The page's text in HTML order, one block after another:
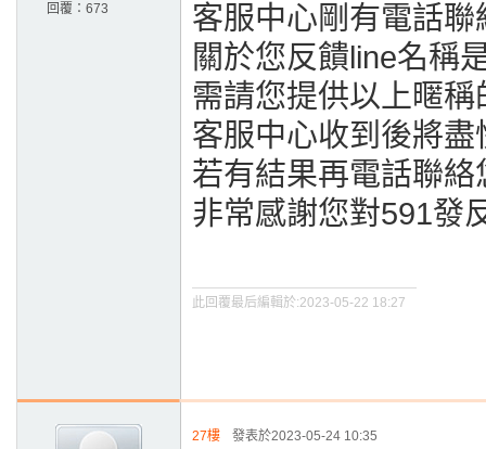
回覆： 673
客服中心剛有電話聯
關於您反饋line名稱
需請您提供以上暱
客服中心收到後將
若有結果再電話聯絡
非常感謝您對591發
此回覆最后編輯於:2023-05-22 18:27
27樓 發表於2023-05-24 10:35